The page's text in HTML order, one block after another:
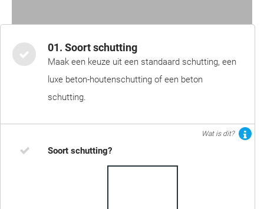
01. Soort schutting
Maak een keuze uit een standaard schutting, een
luxe beton-houtenschutting of een beton
schutting.
Wat is dit?
Soort schutting?